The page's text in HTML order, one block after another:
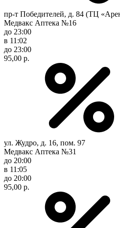
пр-т Победителей, д. 84 (ТЦ
Медвакс Аптека №16
до 23:00
в 11:02
до 23:00
95,00 р.
ул. Жудро, д. 16, пом. 97
Медвакс Аптека №31
до 20:00
в 11:05
до 20:00
95,00 р.